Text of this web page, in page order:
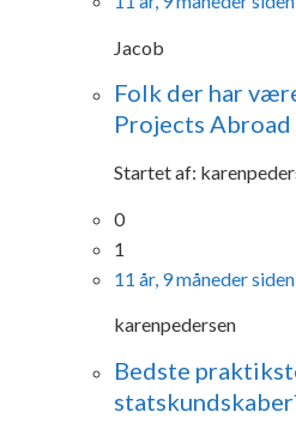
Jacob
Folk der har
Projects Abroad
Startet af:
0
1
11 år, 9 måneder siden
karenpedersen
Bedste